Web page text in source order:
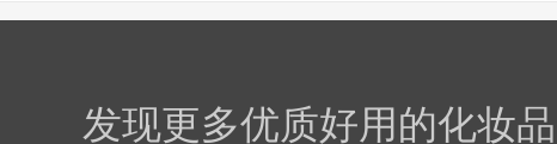
发现更多优质好用的化妆品